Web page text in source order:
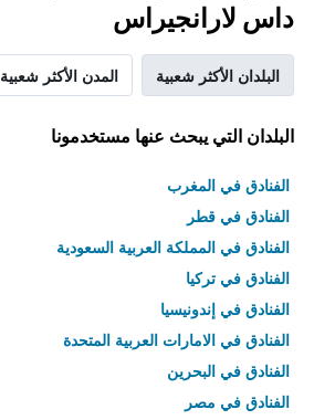
داس لارانجيراس
البلدان الأكثر شعبية المدن الأكثر شعبية
البلدان التي يبحث عنها مستخدمونا
الفنادق في المغرب
الفنادق في قطر
الفنادق في المملكة العربية السعودية
الفنادق في تركيا
الفنادق في إندونيسيا
الفنادق في الامارات العربية المتحدة
الفنادق في البحرين
الفنادق في مصر